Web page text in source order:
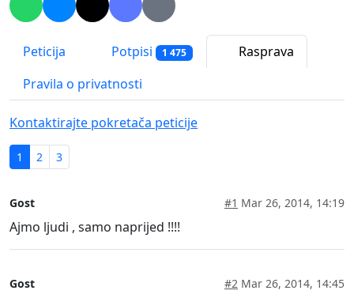
Peticija Potpisi 1 475
Rasprava
Pravila o privatnosti
Kontaktirajte pokretača peticije
1 2 3
Gost #1 Mar 26, 2014, 14:19
Ajmo ljudi , samo naprijed !!!!
Gost #2 Mar 26, 2014, 14:45